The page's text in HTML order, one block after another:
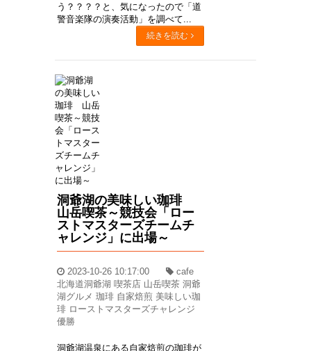
う？？？？と、気になったので「道
警音楽隊の演奏活動」を調べて...
続きを読む
洞爺湖の美味しい珈琲
山岳喫茶～競技会「ロー
ストマスターズチームチ
ャレンジ」に出場～
2023-10-26 10:17:00
cafe
北海道洞爺湖 喫茶店 山岳喫茶 洞爺
湖グルメ 珈琲 自家焙煎 美味しい珈
琲 ローストマスターズチャレンジ
優勝
洞爺湖温泉にある自家焙煎の珈琲が